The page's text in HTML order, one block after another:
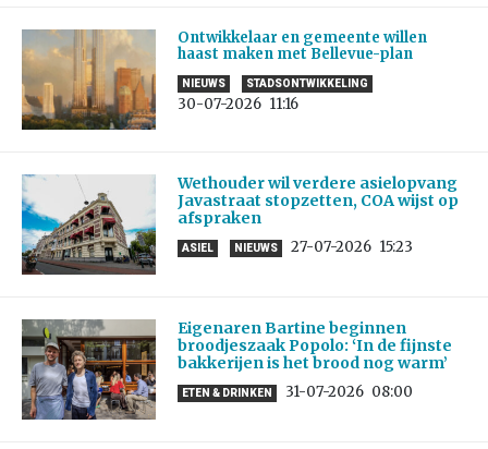
Ontwikkelaar en gemeente willen
haast maken met Bellevue-plan
NIEUWS STADSONTWIKKELING
30-07-2026 11:16
Wethouder wil verdere asielopvang
Javastraat stopzetten, COA wijst op
afspraken
ASIEL NIEUWS 27-07-2026 15:23
Eigenaren Bartine beginnen
broodjeszaak Popolo: ‘In de fijnste
bakkerijen is het brood nog warm’
ETEN & DRINKEN 31-07-2026 08:00